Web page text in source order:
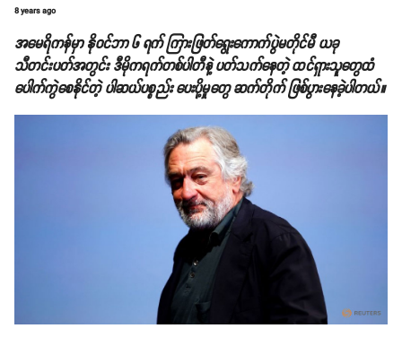
8 years ago
အမေရိကန်မှာ နိုဝင်ဘာ ၆ ရက် ကြားဖြတ်ရွေးကောက်ပွဲမတိုင်မီ ယခု
သီတင်းပတ်အတွင်း ဒီမိုကရက်တစ်ပါတီနဲ့ ပတ်သက်နေတဲ့ ထင်ရှားသူတွေထံ
ပေါက်ကွဲစေနိုင်တဲ့ ပါဆယ်ပစ္စည်း ပေးပို့မှုတွေ ဆက်တိုက် ဖြစ်ပွားနေခဲ့ပါတယ်။